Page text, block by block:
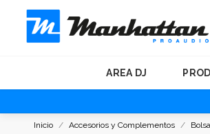
AREA DJ
Inicio Accesorios y Complementos